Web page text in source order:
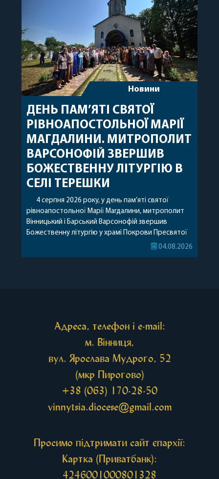
Новини
ДЕНЬ ПАМ’ЯТІ СВЯТОЇ
РІВНОАПОСТОЛЬНОЇ МАРІЇ
МАГДАЛИНИ. МИТРОПОЛИТ
ВАРСОНОФІЙ ЗВЕРШИВ
БОЖЕСТВЕННУ ЛІТУРГІЮ В
СЕЛІ ТЕРЕШКИ
4 серпня 2026 року, у день пам’яті святої
рівноапостольної Марії Магдалини, митрополит
Вінницький і Барський Варсонофій звершив
Божественну літургію у храмі Покрови Пресвятої
Богородиці села Терешки Барського благочиння.
04.08.2026
Адреса, телефон і e-mail:
м. Вінниця,
вул. Ярослава Мудрого, 52
(мкр Пирогово)
+38 (063) 170-28-50
vinnytsia.diocese@gmail.com
Просимо підтримати сайт єпархії:
Картка (Приватбанк):
4246001000801328